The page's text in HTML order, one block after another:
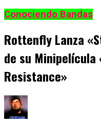
Conociendo Bandas
Rottenfly Lanza
de su Minipelícula
Resistance»